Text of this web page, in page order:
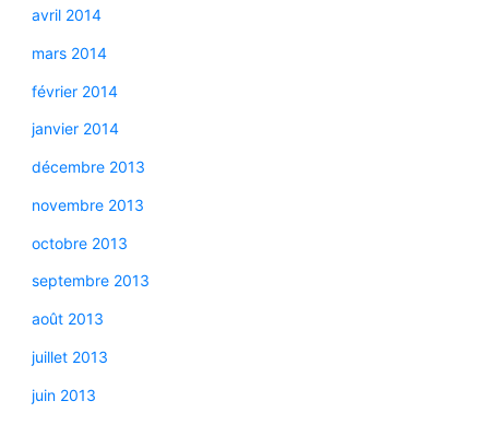
avril 2014
mars 2014
février 2014
janvier 2014
décembre 2013
novembre 2013
octobre 2013
septembre 2013
août 2013
juillet 2013
juin 2013